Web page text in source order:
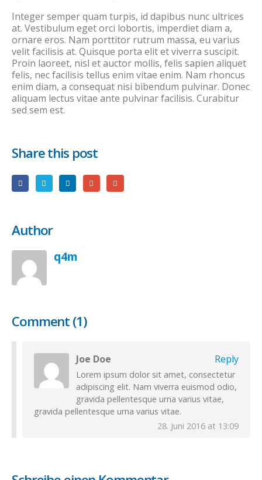
Integer semper quam turpis, id dapibus nunc ultrices
at. Vestibulum eget orci lobortis, imperdiet diam a,
ornare eros. Nam porttitor rutrum massa, eu varius
velit facilisis at. Quisque porta elit et viverra suscipit.
Proin laoreet, nisl et auctor mollis, felis sapien aliquet
felis, nec facilisis tellus enim vitae enim. Nam rhoncus
enim diam, a consequat nisi bibendum pulvinar. Donec
aliquam lectus vitae ante pulvinar facilisis. Curabitur
sed sem est.
Share this post
Author
q4m
Comment (1)
Joe Doe Reply
Lorem ipsum dolor sit amet, consectetur
adipiscing elit. Nam viverra euismod odio,
gravida pellentesque urna varius vitae,
gravida pellentesque urna varius vitae.
28. Juni 2016 at 13:09